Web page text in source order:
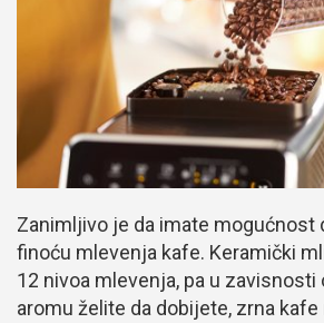
Zanimljivo je da imate mogućnost
finoću mlevenja kafe. Keramički
12 nivoa mlevenja, pa u zavisnosti
aromu želite da dobijete, zrna